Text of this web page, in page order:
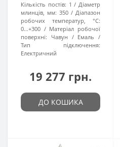
Кількість постів: 1
Діаметр
млинців, мм: 350
Діапазон
робочих температур, °C:
0...+300
Матеріал робочої
поверхні:
Чавун / Емаль
Тип підключення:
Електричний
19 277 грн.
ДО КОШИКА